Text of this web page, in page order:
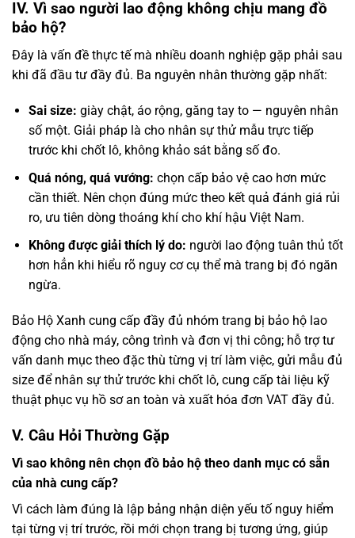
IV. Vì sao người lao động không chịu mang đồ
bảo hộ?
Đây là vấn đề thực tế mà nhiều doanh nghiệp gặp phải sau
khi đã đầu tư đầy đủ. Ba nguyên nhân thường gặp nhất:
Sai size: giày chật, áo rộng, găng tay to — nguyên nhân
số một. Giải pháp là cho nhân sự thử mẫu trực tiếp
trước khi chốt lô, không khảo sát bằng số đo.
Quá nóng, quá vướng: chọn cấp bảo vệ cao hơn mức
cần thiết. Nên chọn đúng mức theo kết quả đánh giá rủi
ro, ưu tiên dòng thoáng khí cho khí hậu Việt Nam.
Không được giải thích lý do: người lao động tuân thủ tốt
hơn hẳn khi hiểu rõ nguy cơ cụ thể mà trang bị đó ngăn
ngừa.
Bảo Hộ Xanh cung cấp đầy đủ nhóm trang bị bảo hộ lao
động cho nhà máy, công trình và đơn vị thi công; hỗ trợ tư
vấn danh mục theo đặc thù từng vị trí làm việc, gửi mẫu đủ
size để nhân sự thử trước khi chốt lô, cung cấp tài liệu kỹ
thuật phục vụ hồ sơ an toàn và xuất hóa đơn VAT đầy đủ.
V. Câu Hỏi Thường Gặp
Vì sao không nên chọn đồ bảo hộ theo danh mục có sẵn
của nhà cung cấp?
Vì cách làm đúng là lập bảng nhận diện yếu tố nguy hiểm
tại từng vị trí trước, rồi mới chọn trang bị tương ứng, giúp